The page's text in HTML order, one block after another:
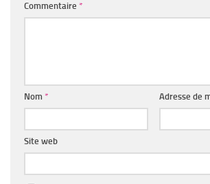
Commentaire *
Nom * Adresse de
Site web